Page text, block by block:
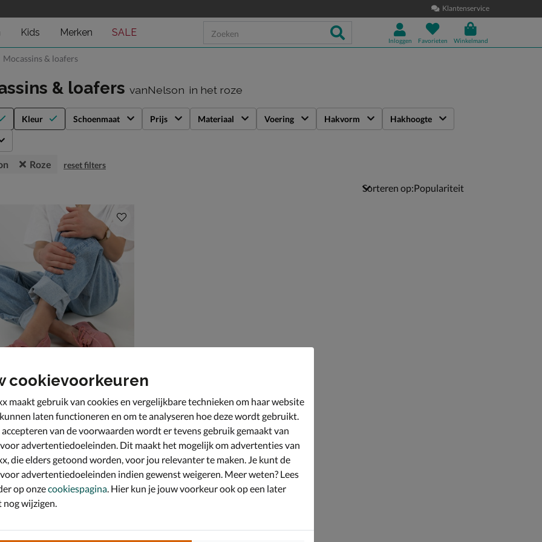
Klantenservice
Kids Merken SALE
Inloggen Favorieten Winkelmand
Mocassins & loafers
& loafers vanNelson in het roze
Kleur Schoenmaat Prijs Materiaal Voering Hakvorm Hakhoogte
Roze reset filters
Sorteren op:
& loafers - roze
cookievoorkeuren
maakt gebruik van cookies en vergelijkbare technieken om haar website
laten functioneren en om te analyseren hoe deze wordt gebruikt.
van de voorwaarden wordt er tevens gebruik gemaakt van
advertentiedoeleinden. Dit maakt het mogelijk om advertenties van
die elders getoond worden, voor jou relevanter te maken. Je kunt de
advertentiedoeleinden indien gewenst weigeren. Meer weten? Lees
op onzecookiespagina. Hier kun je jouw voorkeur ook op een later
nog wijzigen.